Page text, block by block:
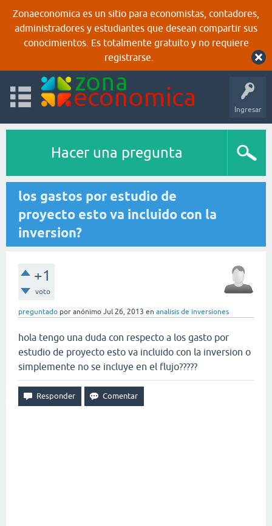
Zonaeconomica es un sitio para economistas, contadores,
administradores y estudiantes que desean compartir sus
conocimientos. Es totalmente gratuito y no requiere
registrarse.
Ingresar
Hacer una pregunta
los gastos por estudio de
proyecto esto va incluido con la
inversion?
+1
voto
preguntado por anónimo Jul 26, 2013 en analisis de inversiones
hola tengo una duda con respecto a los gasto por
estudio de proyecto esto va incluido con la inversion o
simplemente no se incluye en el flujo?????